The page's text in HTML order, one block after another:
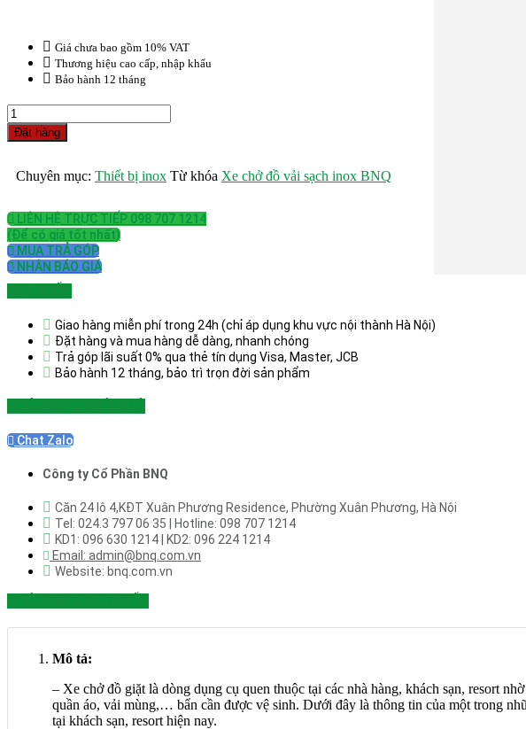
Giá chưa bao gồm 10% VAT
Thương hiệu cao cấp, nhập khẩu
Bảo hành 12 tháng
Vòi
nước
nóng
JW-
quantity
Đặt hàng
Chuyên mục: Thiết bị inox Từ khóa Xe chở đồ vải sạch inox BNQ
LIÊN HỆ TRỰC TIẾP 098 707 1214
(Để có giá tốt nhất)
MUA TRẢ GÓP
NHẬN BÁO GIÁ
Giao hàng miễn phí trong 24h (chỉ áp dụng khu vực nội thành Hà Nội)
Đặt hàng và mua hàng dễ dàng, nhanh chóng
Trả góp lãi suất 0% qua thẻ tín dụng Visa, Master, JCB
Bảo hành 12 tháng, bảo trì trọn đời sản phẩm
Chat Zalo
Công ty Cổ Phần BNQ
Căn 24 lô 4,KĐT Xuân Phương Residence, Phường Xuân Phương, Hà Nội
Tel: 024.3 797 06 35 | Hotline: 098 707 1214
KD1: 096 630 1214 | KD2: 096 224 1214
Email: admin@bnq.com.vn
Website: bnq.com.vn
Mô tả:
– Xe chở đồ giặt là dòng dụng cụ quen thuộc tại các nhà hàng, khách sạn, resort
quần áo, vải mùng,… bẩn cần được vệ sinh. Dưới đây là thông tin của một trong
tại khách sạn, resort hiện nay.